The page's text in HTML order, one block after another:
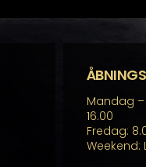
Mandag
16.00
Fredag:
Weekend: